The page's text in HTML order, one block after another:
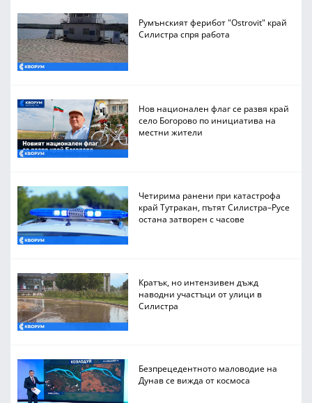
Румънският ферибот "Ostrovit" край
Силистра спря работа
Нов национален флаг се развя край
село Богорово по инициатива на
местни жители
Четирима ранени при катастрофа
край Тутракан, пътят Силистра–Русе
остана затворен с часове
Кратък, но интензивен дъжд
наводни участъци от улици в
Силистра
Безпрецедентното маловодие на
Дунав се вижда от космоса